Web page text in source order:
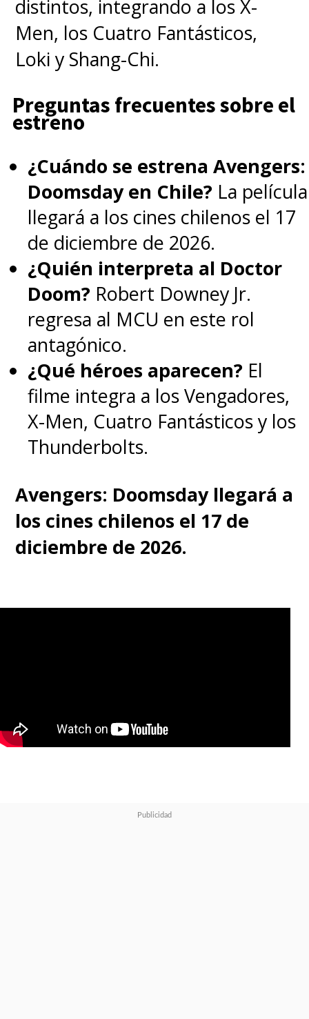
distintos, integrando a los X-
Men, los Cuatro Fantásticos,
Loki y Shang-Chi.
Preguntas frecuentes sobre el
estreno
¿Cuándo se estrena Avengers:
Doomsday en Chile? La película
llegará a los cines chilenos el 17
de diciembre de 2026.
¿Quién interpreta al Doctor
Doom? Robert Downey Jr.
regresa al MCU en este rol
antagónico.
¿Qué héroes aparecen? El
filme integra a los Vengadores,
X-Men, Cuatro Fantásticos y los
Thunderbolts.
Avengers: Doomsday llegará a
los cines chilenos el 17 de
diciembre de 2026.